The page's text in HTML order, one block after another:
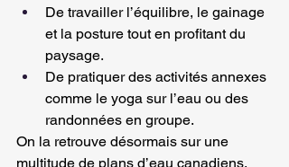
De travailler l’équilibre, le gainage
et la posture tout en profitant du
paysage.
De pratiquer des activités annexes
comme le yoga sur l’eau ou des
randonnées en groupe.
On la retrouve désormais sur une
multitude de plans d’eau canadiens,